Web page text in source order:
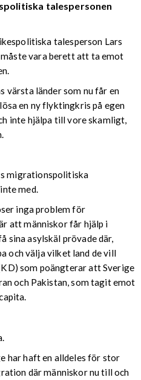
talespersonen
talesperson Lars
vara berett att ta emot
värsta länder som nu får en
en ny flyktingkris på egen
inte hjälpa till vore skamligt,
migrationspolitiska
med.
inga problem för
att människor får hjälp i
sina asylskäl prövade där,
och välja vilket land de vill
som poängterar att Sverige
och Pakistan, som tagit emot
har haft en alldeles för stor
där människor nu till och